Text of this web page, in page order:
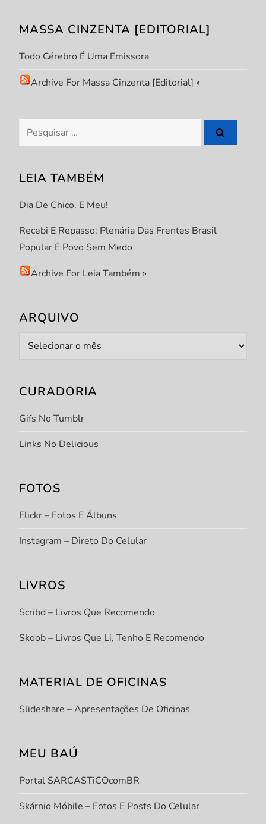
o
d
P
o
s
t
MASSA CINZENTA [EDITORIAL]
Todo Cérebro É Uma Emissora
Archive For Massa Cinzenta [Editorial] »
Pesquisar
por:
LEIA TAMBÉM
Dia De Chico. E Meu!
Recebi E Repasso: Plenária Das Frentes Brasil
Popular E Povo Sem Medo
Archive For Leia Também »
ARQUIVO
Arquivo
CURADORIA
Gifs No Tumblr
Links No Delicious
FOTOS
Flickr – Fotos E Álbuns
Instagram – Direto Do Celular
LIVROS
Scribd – Livros Que Recomendo
Skoob – Livros Que Li, Tenho E Recomendo
MATERIAL DE OFICINAS
Slideshare – Apresentações De Oficinas
MEU BAÚ
Portal SARCASTiCOcomBR
Skárnio Móbile – Fotos E Posts Do Celular